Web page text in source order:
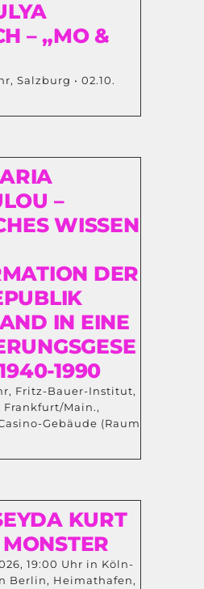
– „MO &
Salzburg • 02.10.
–
WISSEN
DER
IN EINE
1990
Fritz-Bauer-Institut,
Main.,
Gebäude (Raum
KURT
19:00 Uhr in Köln-
Berlin, Heimathafen,